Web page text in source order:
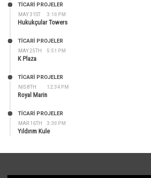
MAY 31ST 3:10 PM
TİCARİ PROJELER
Hukukçular Towers
MAY 25TH 5:51 PM
TİCARİ PROJELER
K Plaza
NIS 8TH 12:34 PM
TİCARİ PROJELER
Royal Marin
MAR 16TH 3:30 PM
TİCARİ PROJELER
Yıldırım Kule